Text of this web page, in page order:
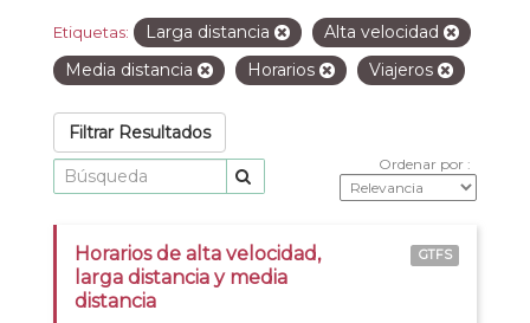
Etiquetas: Larga distancia
Alta velocidad
Media distancia
Horarios Viajeros
Filtrar Resultados
Ordenar por
Horarios de alta velocidad,
larga distancia y media
distancia
GTFS